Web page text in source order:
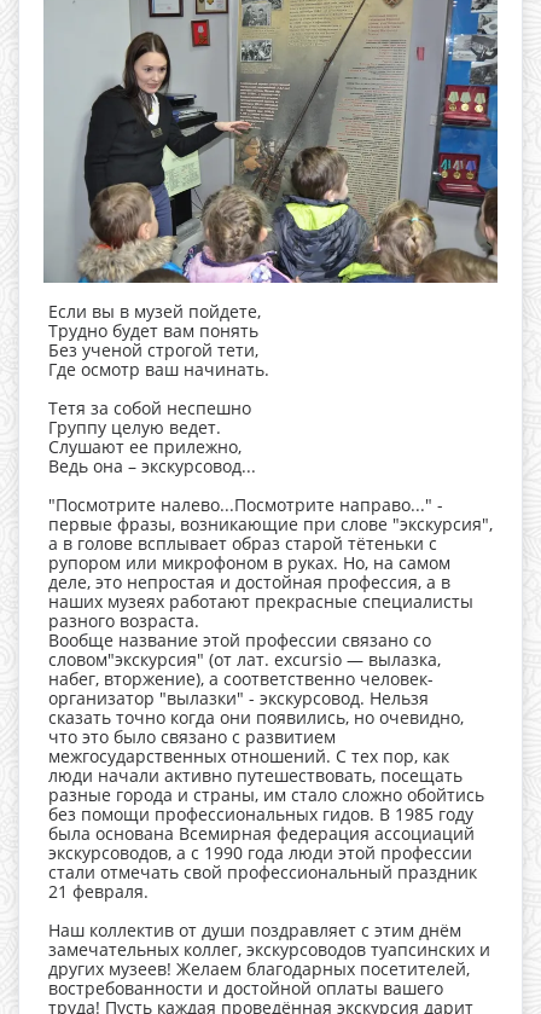
Если вы в музей пойдете,
Трудно будет вам понять
Без ученой строгой тети,
Где осмотр ваш начинать.
Тетя за собой неспешно
Группу целую ведет.
Слушают ее прилежно,
Ведь она – экскурсовод...
"Посмотрите налево...Посмотрите направо..." -
первые фразы, возникающие при слове "экскурсия",
а в голове всплывает образ старой тётеньки с
рупором или микрофоном в руках. Но, на самом
деле, это непростая и достойная профессия, а в
наших музеях работают прекрасные специалисты
разного возраста.
Вообще название этой профессии связано со
словом"экскурсия" (от лат. excursio — вылазка,
набег, вторжение), а соответственно человек-
организатор "вылазки" - экскурсовод. Нельзя
сказать точно когда они появились, но очевидно,
что это было связано с развитием
межгосударственных отношений. С тех пор, как
люди начали активно путешествовать, посещать
разные города и страны, им стало сложно обойтись
без помощи профессиональных гидов. В 1985 году
была основана Всемирная федерация ассоциаций
экскурсоводов, а с 1990 года люди этой профессии
стали отмечать свой профессиональный праздник
21 февраля.
Наш коллектив от души поздравляет с этим днём
замечательных коллег, экскурсоводов туапсинских и
других музеев! Желаем благодарных посетителей,
востребованности и достойной оплаты вашего
труда! Пусть каждая проведённая экскурсия дарит